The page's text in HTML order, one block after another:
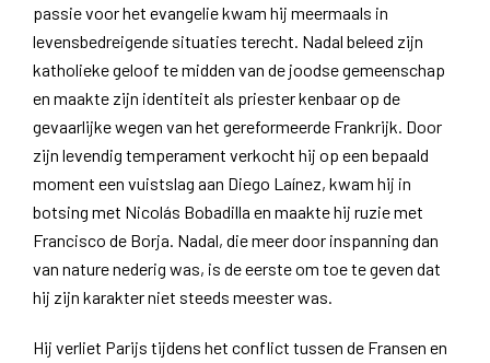
passie voor het evangelie kwam hij meermaals in
levensbedreigende situaties terecht. Nadal beleed zijn
katholieke geloof te midden van de joodse gemeenschap
en maakte zijn identiteit als priester kenbaar op de
gevaarlijke wegen van het gereformeerde Frankrijk. Door
zijn levendig temperament verkocht hij op een bepaald
moment een vuistslag aan Diego Laínez, kwam hij in
botsing met Nicolás Bobadilla en maakte hij ruzie met
Francisco de Borja. Nadal, die meer door inspanning dan
van nature nederig was, is de eerste om toe te geven dat
hij zijn karakter niet steeds meester was.
Hij verliet Parijs tijdens het conflict tussen de Fransen en